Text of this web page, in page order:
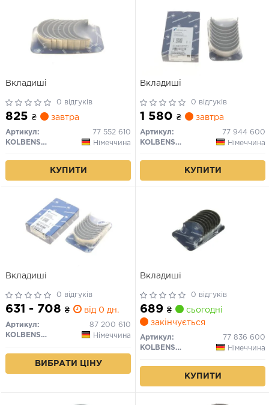
Вкладиші
0 відгуків
825 ₴ завтра
Артикул:
77 552 610
KOLBENSCHMIDT
Німеччина
КУПИТИ
Вкладиші
0 відгуків
1 580 ₴ завтра
Артикул:
77 944 600
KOLBENSCHMIDT
Німеччина
КУПИТИ
Вкладиші
0 відгуків
631 - 708 ₴ від 0 дн.
Артикул:
87 200 610
KOLBENSCHMIDT
Німеччина
ВИБРАТИ ЦІНУ
Вкладиші
0 відгуків
689 ₴
сьогодні
закінчується
Артикул:
77 836 600
KOLBENSCHMIDT
Німеччина
КУПИТИ